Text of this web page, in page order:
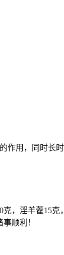
作用，同时长
，淫羊藿15
顺利！